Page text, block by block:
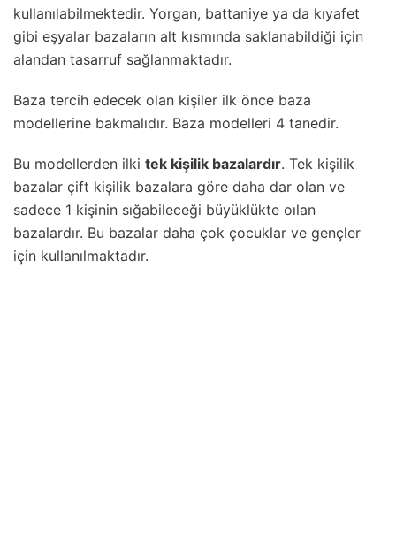
kullanılabilmektedir. Yorgan, battaniye ya da kıyafet
gibi eşyalar bazaların alt kısmında saklanabildiği için
alandan tasarruf sağlanmaktadır.
Baza tercih edecek olan kişiler ilk önce baza
modellerine bakmalıdır. Baza modelleri 4 tanedir.
Bu modellerden ilki tek kişilik bazalardır. Tek kişilik
bazalar çift kişilik bazalara göre daha dar olan ve
sadece 1 kişinin sığabileceği büyüklükte oılan
bazalardır. Bu bazalar daha çok çocuklar ve gençler
için kullanılmaktadır.